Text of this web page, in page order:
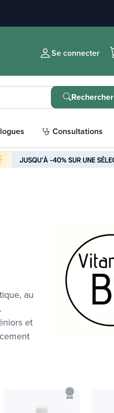
Se connecter
Rechercher
Consultations
au
et